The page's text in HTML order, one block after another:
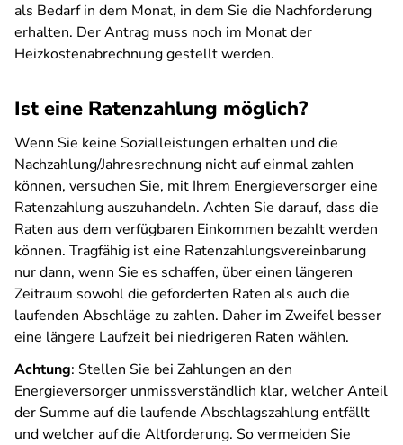
als Bedarf in dem Monat, in dem Sie die Nachforderung
erhalten. Der Antrag muss noch im Monat der
Heizkostenabrechnung gestellt werden.
Ist eine Ratenzahlung möglich?
Wenn Sie keine Sozialleistungen erhalten und die
Nachzahlung/Jahresrechnung nicht auf einmal zahlen
können, versuchen Sie, mit Ihrem Energieversorger eine
Ratenzahlung auszuhandeln. Achten Sie darauf, dass die
Raten aus dem verfügbaren Einkommen bezahlt werden
können. Tragfähig ist eine Ratenzahlungsvereinbarung
nur dann, wenn Sie es schaffen, über einen längeren
Zeitraum sowohl die geforderten Raten als auch die
laufenden Abschläge zu zahlen. Daher im Zweifel besser
eine längere Laufzeit bei niedrigeren Raten wählen.
Achtung: Stellen Sie bei Zahlungen an den
Energieversorger unmissverständlich klar, welcher Anteil
der Summe auf die laufende Abschlagszahlung entfällt
und welcher auf die Altforderung. So vermeiden Sie